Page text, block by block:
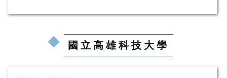
國立高雄科技大學